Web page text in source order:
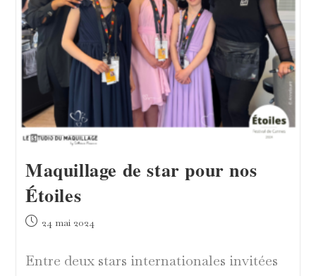
Maquillage de star pour nos
Étoiles
Publication
24 mai 2024
Entre deux stars internationales invitées